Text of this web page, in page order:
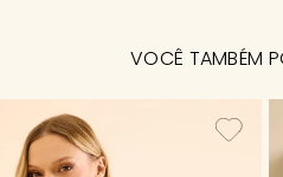
VOCÊ TAMBÉM